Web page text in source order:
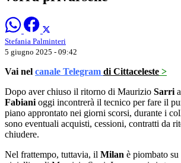
Stefania Palminteri
5 giugno 2025 - 09:42
Vai nel canale Telegram di Cittaceleste >
Dopo aver chiuso il ritorno di Maurizio Sarri
Fabiani oggi incontrerà il tecnico per fare il
piano approntato nei giorni scorsi, durante i
sono eventuali acquisti, cessioni, contratti da
chiudere.
Nel frattempo, tuttavia, il Milan è piombato